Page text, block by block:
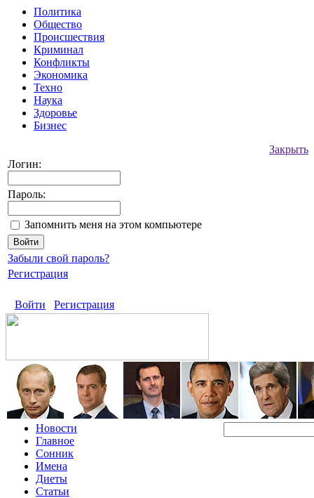
Политика
Общество
Происшествия
Криминал
Конфликты
Экономика
Техно
Наука
Здоровье
Бизнес
Закрыть
Логин:
Пароль:
Запомнить меня на этом компьютере
Забыли свой пароль?
Регистрация
Войти Регистрация
Новости
Главное
Сонник
Имена
Диеты
Статьи